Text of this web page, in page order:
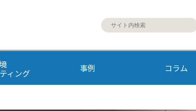
ィング 事例 コラム